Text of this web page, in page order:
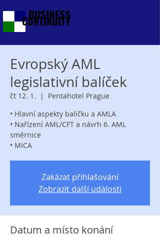
BUSINESS
CONTINUITY
Evropský AML
legislativní balíček
čt 12. 1.
  |
Pentahotel Prague
• Hlavní aspekty balíčku a AMLA
• Nařízení AML/CFT a návrh 6. AML
směrnice
Zakázat přihlašování
Zobrazit další události
Datum a místo konání